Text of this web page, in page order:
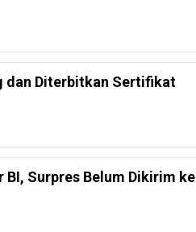
dan Diterbitkan Sertifikat
BI, Surpres Belum Dikirim ke